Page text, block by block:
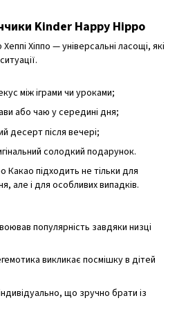
Kinder Happy Hippo
Хіппо — універсальні ласощі, які
між іграми чи уроками;
або чаю у середині дня;
десерт після вечері;
солодкий подарунок.
підходить не тільки для
але і для особливих випадків.
популярність завдяки низці
викликає посмішку в дітей
що зручно брати із